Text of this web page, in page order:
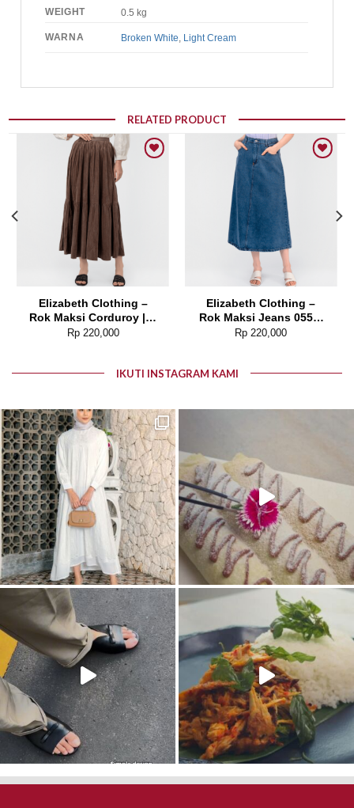
WEIGHT 0.5 kg
WARNA Broken White Light Cream
RELATED PRODUCT
Add to wishlist
Elizabeth Clothing –
Rok Maksi Corduroy | A
Line 0559-2877
Rp220,000
Add to wishlist
Elizabeth Clothing –
Rok Maksi Jeans 0559-
2680
Rp 220,000
IKUTI INSTAGRAM KAMI